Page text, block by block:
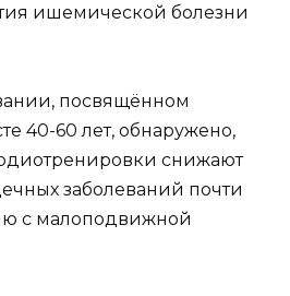
ишемической болезни
посвящённом
40-60 лет, обнаружено,
снижают
заболеваний почти
с малоподвижной